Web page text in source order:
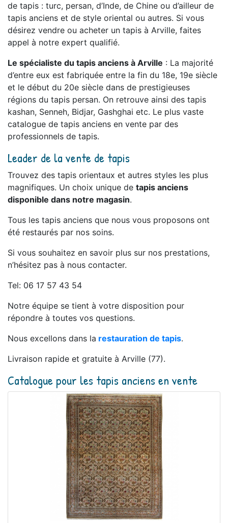
de tapis : turc, persan, d’Inde, de Chine ou d’ailleur de
tapis anciens et de style oriental ou autres. Si vous
désirez vendre ou acheter un tapis à Arville, faites
appel à notre expert qualifié.
Le spécialiste du tapis anciens à Arville : La majorité
d’entre eux est fabriquée entre la fin du 18e, 19e siècle
et le début du 20e siècle dans de prestigieuses
régions du tapis persan. On retrouve ainsi des tapis
kashan, Senneh, Bidjar, Gashghai etc. Le plus vaste
catalogue de tapis anciens en vente par des
professionnels de tapis.
Leader de la vente de tapis
Trouvez des tapis orientaux et autres styles les plus
magnifiques. Un choix unique de tapis anciens
disponible dans notre magasin.
Tous les tapis anciens que nous vous proposons ont
été restaurés par nos soins.
Si vous souhaitez en savoir plus sur nos prestations,
n’hésitez pas à nous contacter.
Tel: 06 17 57 43 54
Notre équipe se tient à votre disposition pour
répondre à toutes vos questions.
Nous excellons dans la restauration de tapis.
Livraison rapide et gratuite à Arville (77).
Catalogue pour les tapis anciens en vente